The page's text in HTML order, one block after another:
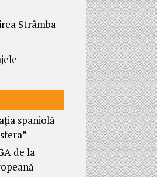
Strâmba
spaniolă
de la